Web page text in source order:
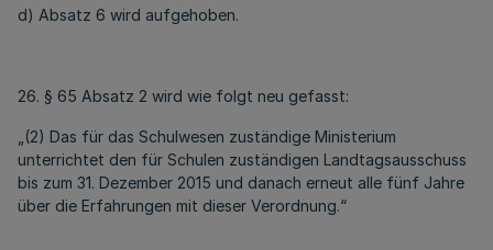
d) Absatz 6 wird aufgehoben.
26. § 65 Absatz 2 wird wie folgt neu gefasst:
„(2) Das für das Schulwesen zuständige Ministerium
unterrichtet den für Schulen zuständigen Landtagsausschuss
bis zum 31. Dezember 2015 und danach erneut alle fünf Jahre
über die Erfahrungen mit dieser Verordnung.“